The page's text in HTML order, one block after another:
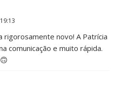
rigorosamente novo! A Patrícia
comunicação e muito rápida.